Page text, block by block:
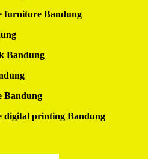
furniture Bandung
Bandung
Bandung
digital printing Bandung